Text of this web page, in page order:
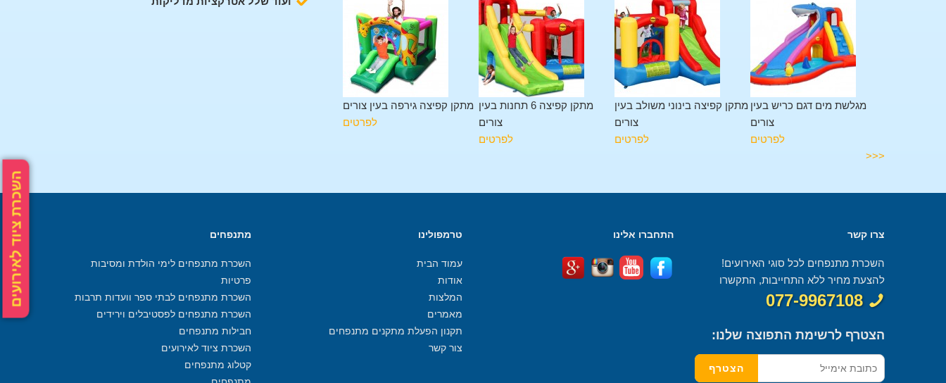
השכרת ציוד לאירועים
מתקן קפיצה גירפה בעין צורים
לפרטים
מתקן קפיצה 6 תחנות בעין
צורים
לפרטים
מתקן קפיצה בינוני משולב בעין
צורים
לפרטים
מגלשת מים דגם כריש בעין
צורים
לפרטים
<<<
צרו קשר
השכרת מתנפחים לכל סוגי האירועים!
להצעת מחיר ללא התחייבות, התקשרו
077-9967108
הצטרף לרשימת התפוצה שלנו:
התחברו אלינו טרמפולינו
עמוד הבית
אודות
המלצות
מאמרים
תקנון הפעלת מתקנים מתנפחים
צור קשר
מתנפחים
השכרת מתנפחים לימי הולדת ומסיבות
פרטיות
השכרת מתנפחים לבתי ספר וועדות תרבות
השכרת מתנפחים לפסטיבלים וירידים
חבילות מתנפחים
השכרת ציוד לאירועים
קטלוג מתנפחים